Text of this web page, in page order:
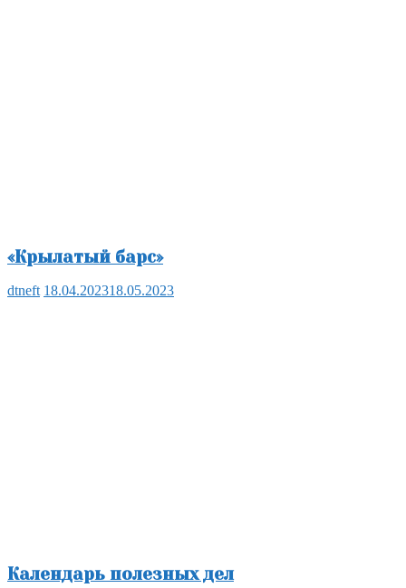
«Крылатый барс»
dtneft 18.04.202318.05.2023
Календарь полезных дел